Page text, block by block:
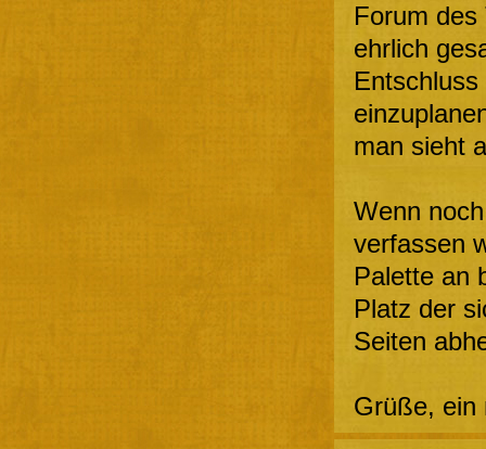
Forum des
ehrlich
man sieht
Wenn
verfassen
Palette an
Platz der
Seiten
Grüße,